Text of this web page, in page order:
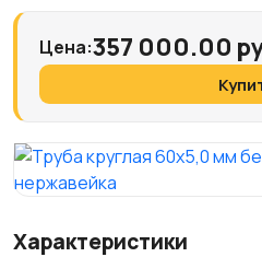
Цена:357 000.00
Характеристики